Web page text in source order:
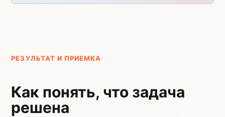
РЕЗУЛЬТАТ И ПРИЕМКА
Как понять, что задача
решена